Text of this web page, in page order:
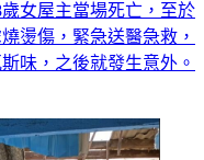
女屋主當場死亡，至於
燙傷，緊急送醫急救，
味，之後就發生意外。